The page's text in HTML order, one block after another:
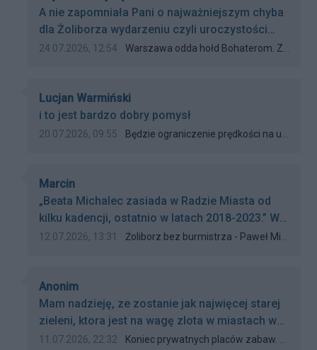
Treść komentarza:
A nie zapomniała Pani o najważniejszym chyba
dla Żoliborza wydarzeniu czyli uroczystości
przy kamieniu „Żołnierzom Żywiciela”
Data dodania komentarza:
24.07.2026, 12:54 Źródło komentarza:
Warszawa odda hołd Bohaterom. Znamy program obchodów 82. rocznicy Powstania Warszawskiego
Autor komentarza:
Lucjan Warmiński
Treść komentarza:
i to jest bardzo dobry pomysł
Data dodania komentarza:
20.07.2026, 09:55 Źródło komentarza:
Będzie ograniczenie prędkości na ul. Potockiej?
Autor komentarza:
Marcin
Treść komentarza:
„Beata Michalec zasiada w Radzie Miasta od
kilku kadencji, ostatnio w latach 2018-2023​.” W
maju 2024 napisaliście, że B. Michalec zasiada
tylko w kadencji 2018–2023. Więcej rzetelności
dziennikarskiej.
Data dodania komentarza:
12.07.2026, 13:31 Źródło komentarza:
Żoliborz bez burmistrza - Paweł Michalec oficjalnie burmistrzem Wawra
Autor komentarza:
Anonim
Treść komentarza:
Mam nadzieję, ze zostanie jak najwięcej starej
zieleni, ktora jest na wagę zlota w miastach w
Polsce. Za duzo tych antracytowej,
Data dodania komentarza:
11.07.2026, 22:32 Źródło komentarza:
Koniec prywatnych placów zabaw. Zielona przestrzeń przy Krasińskiego dla wszystkich mieszkańców